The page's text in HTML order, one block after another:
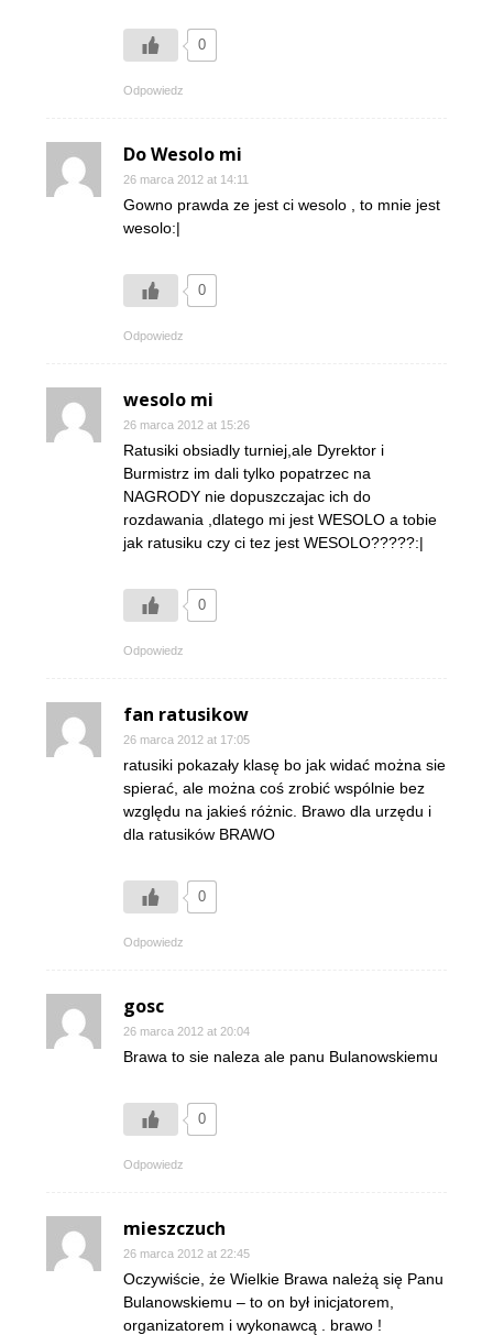
0
Odpowiedz
Do Wesolo mi
26 marca 2012 at 14:11
Gowno prawda ze jest ci wesolo , to mnie jest
wesolo:|
0
Odpowiedz
wesolo mi
26 marca 2012 at 15:26
Ratusiki obsiadly turniej,ale Dyrektor i
Burmistrz im dali tylko popatrzec na
NAGRODY nie dopuszczajac ich do
rozdawania ,dlatego mi jest WESOLO a tobie
jak ratusiku czy ci tez jest WESOLO?????:|
0
Odpowiedz
fan ratusikow
26 marca 2012 at 17:05
ratusiki pokazały klasę bo jak widać można sie
spierać, ale można coś zrobić wspólnie bez
względu na jakieś różnic. Brawo dla urzędu i
dla ratusików BRAWO
0
Odpowiedz
gosc
26 marca 2012 at 20:04
Brawa to sie naleza ale panu Bulanowskiemu
0
Odpowiedz
mieszczuch
26 marca 2012 at 22:45
Oczywiście, że Wielkie Brawa należą się Panu
Bulanowskiemu – to on był inicjatorem,
organizatorem i wykonawcą . brawo !